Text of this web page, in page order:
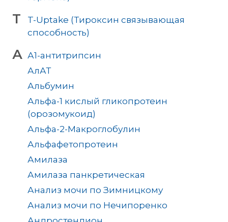
T
T-Uptake (Тироксин связывающая
способность)
А А1-антитрипсин
АлАТ
Альбумин
Альфа-1 кислый гликопротеин
(орозомукоид)
Альфа-2-Макроглобулин
Альфафетопротеин
Амилаза
Амилаза панкретическая
Анализ мочи по Зимницкому
Анализ мочи по Нечипоренко